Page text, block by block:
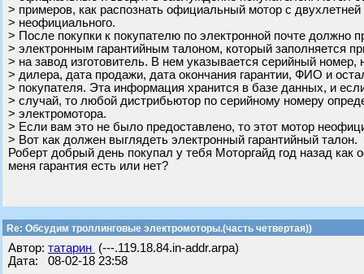
> примеров, как распознать официальный мотор с двухлетней
> неофициального.
> После покупки к покупателю по электронной почте должно
> электронным гарантийным талоном, который заполняется
> на завод изготовитель. В нем указывается серийный
> дилера, дата продажи, дата окончания гарантии, ФИО и
> покупателя. Эта информация хранится в базе данных, и
> случай, то любой дистрибьютор по серийному номеру
> электромотора.
> Если вам это не было предоставлено, то этот мотор
> Вот как должен выглядеть электронный гарантийный талон.
Роберт добрый день покупал у тебя Моторгайд год назад
меня гарантия есть или нет?
Re: Обсудим троллинговые электромоторы.(часть четвертая))
Автор: татарин (---.119.18.84.in-addr.arpa)
Дата: 08-02-18 23:58